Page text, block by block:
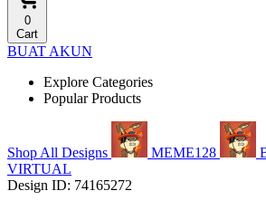
0
Cart
BUAT AKUN
Explore Categories
Popular Products
Shop All Designs MEME128
VIRTUAL
Design ID: 74165272